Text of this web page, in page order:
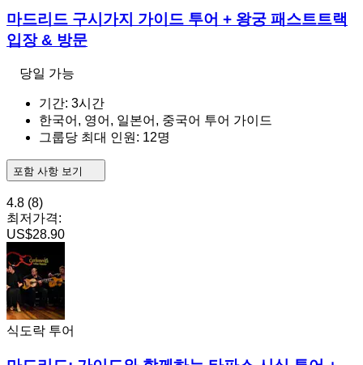
마드리드 구시가지 가이드 투어 + 왕궁 패스트트랙
입장 & 방문
당일 가능
기간: 3시간
한국어, 영어, 일본어, 중국어 투어 가이드
그룹당 최대 인원: 12명
포함 사항 보기
4.8 (8)
최저가격:
US$28.90
식도락 투어